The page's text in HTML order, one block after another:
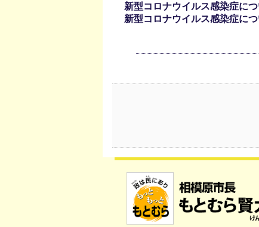
新型コロナウイルス感染症に
新型コロナウイルス感染症に